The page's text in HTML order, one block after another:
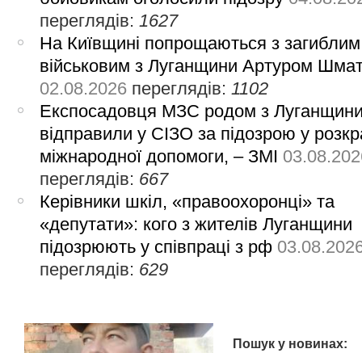
переглядів: 1627
На Київщині попрощаються з загиблим
військовим з Луганщини Артуром
02.08.2026 переглядів: 1102
Експосадовця МЗС родом з
відправили у СІЗО за підозрою у
міжнародної допомоги, – ЗМІ
переглядів: 667
Керівники шкіл, «правоохоронці» та
«депутати»: кого з жителів Луганщини
підозрюють у співпраці з рф
переглядів: 629
Пошук у новинах: